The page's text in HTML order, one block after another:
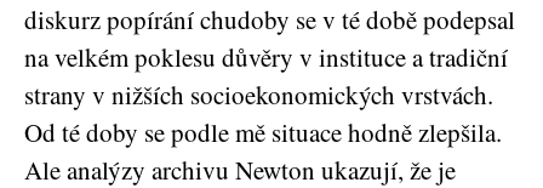
diskurz popírání chudoby se v té době podepsal
na velkém poklesu důvěry v instituce a tradiční
strany v nižších socioekonomických vrstvách.
Od té doby se podle mě situace hodně zlepšila.
Ale analýzy archivu Newton ukazují, že je